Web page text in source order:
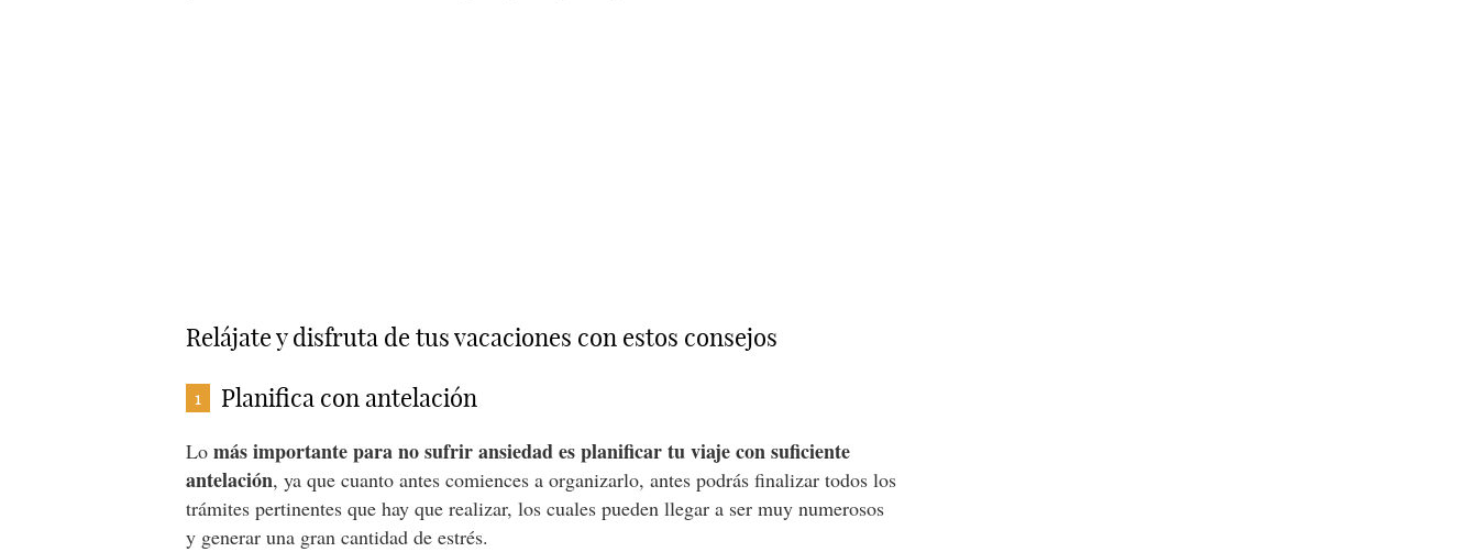
Relájate y disfruta de tus vacaciones con estos consejos
1 Planifica con antelación
Lomás importante para no sufrir ansiedad es planificar tu viaje con suficiente
antelación, ya que cuanto antes comiences a organizarlo, antes podrás finalizar todos los
trámites pertinentes que hay que realizar, los cuales pueden llegar a ser muy numerosos
y generar una gran cantidad de estrés.